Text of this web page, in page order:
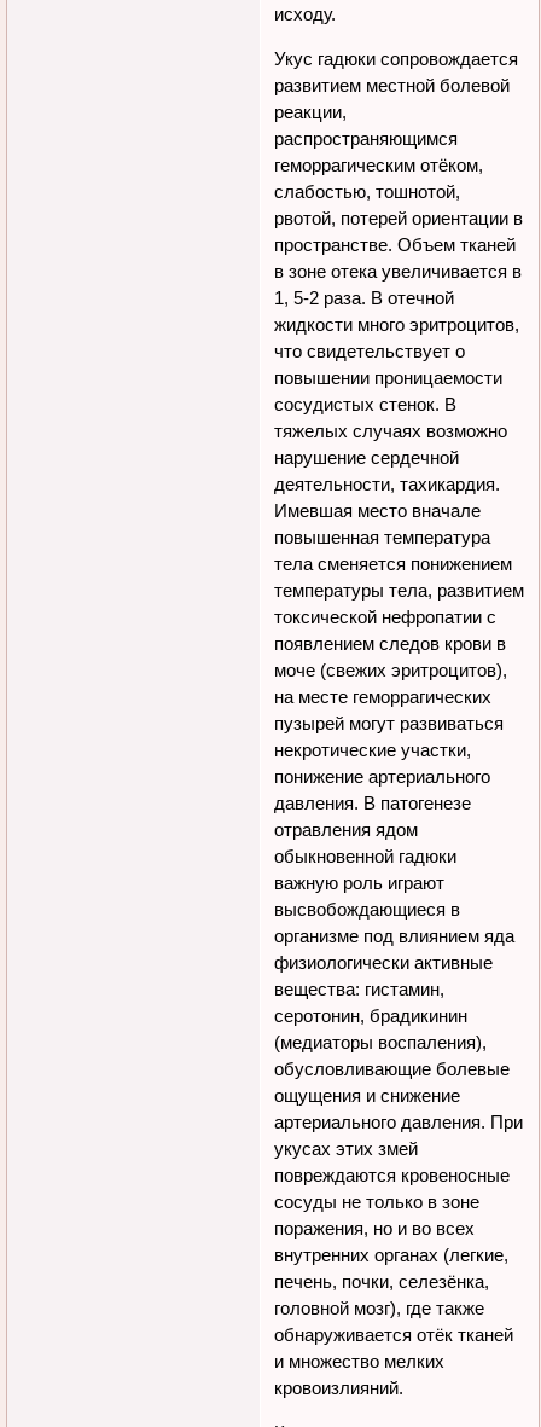
исходу.
Укус гадюки сопровождается
развитием местной болевой
реакции,
распространяющимся
геморрагическим отёком,
слабостью, тошнотой,
рвотой, потерей ориентации в
пространстве. Объем тканей
в зоне отека увеличивается в
1, 5-2 раза. В отечной
жидкости много эритроцитов,
что свидетельствует о
повышении проницаемости
сосудистых стенок. В
тяжелых случаях возможно
нарушение сердечной
деятельности, тахикардия.
Имевшая место вначале
повышенная температура
тела сменяется понижением
температуры тела, развитием
токсической нефропатии с
появлением следов крови в
моче (свежих эритроцитов),
на месте геморрагических
пузырей могут развиваться
некротические участки,
понижение артериального
давления. В патогенезе
отравления ядом
обыкновенной гадюки
важную роль играют
высвобождающиеся в
организме под влиянием яда
физиологически активные
вещества: гистамин,
серотонин, брадикинин
(медиаторы воспаления),
обусловливающие болевые
ощущения и снижение
артериального давления. При
укусах этих змей
повреждаются кровеносные
сосуды не только в зоне
поражения, но и во всех
внутренних органах (легкие,
печень, почки, селезёнка,
головной мозг), где также
обнаруживается отёк тканей
и множество мелких
кровоизлияний.